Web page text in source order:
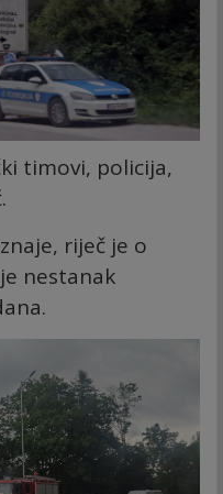
timovi, policija,
riječ je o
nestanak